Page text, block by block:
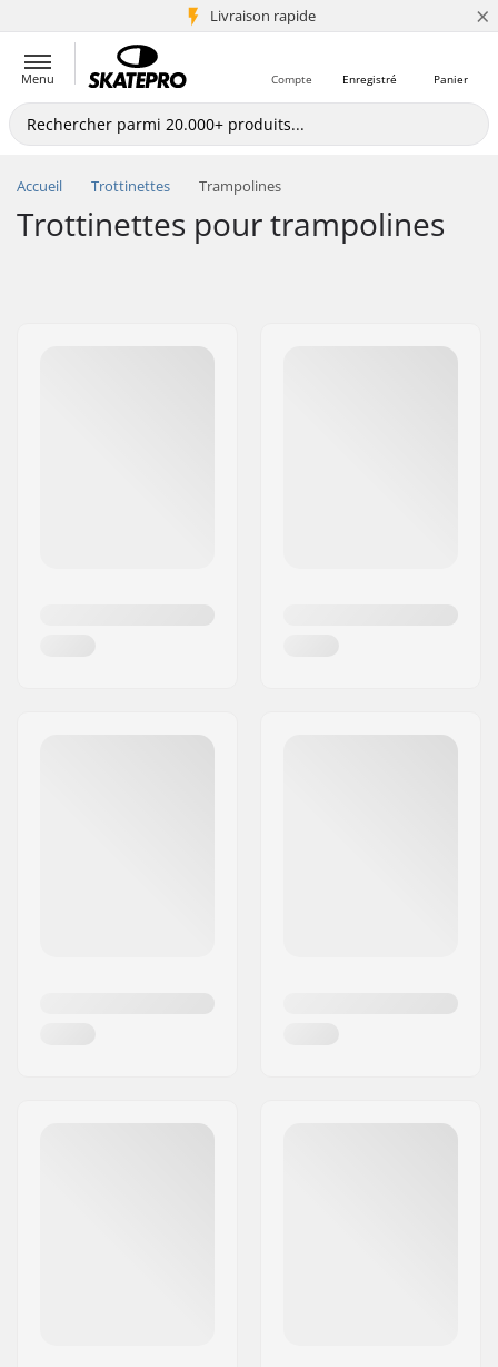
Livraison rapide
+5 mio de clients ×
Menu Panier
Enregistré
Compte
Accueil Trottinettes Trampolines
Trottinettes pour trampolines